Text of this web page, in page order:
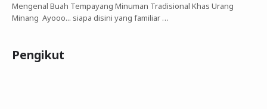
Mengenal Buah Tempayang Minuman Tradisional Khas Urang
Minang Ayooo... siapa disini yang familiar …
Pengikut